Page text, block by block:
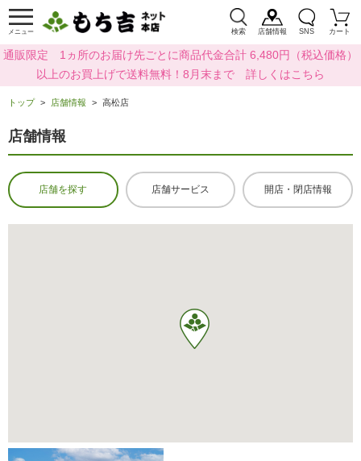
メニュー 検索 店舗情報 SNS カート
通販限定 1ヵ所のお届け先ごとに商品代金合計 6,480円（税込価格）
以上のお買上げで送料無料！8月末まで 詳しくはこちら
トップ 店舗情報 高松店
店舗情報
店舗を探す 店舗サービス 開店・閉店情報